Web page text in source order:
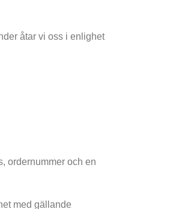
åtar vi oss i enlighet
ordernummer och en
med gällande